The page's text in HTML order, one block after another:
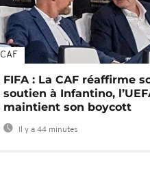
CAF
FIFA : La CAF réaffirme
soutien à Infantino,
maintient son boycott
Il y a 44 minutes